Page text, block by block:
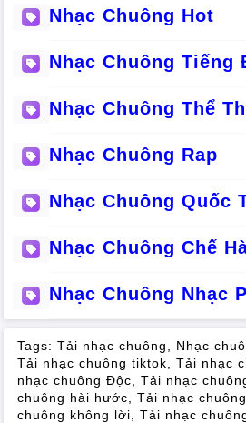
Nhạc Chuông Hot
Nhạc Chuông Tiếng
Nhạc Chuông Thể
Nhạc Chuông Rap
Nhạc Chuông Quốc
Nhạc Chuông Chế
Nhạc Chuông Nhạc
Tags: Tải nhạc chuông Nhạc
Tải nhạc chuông tiktok
Tải nhạc
nhạc chuông Độc
Tải nhạc
chuông hài hước
Tải nhạc
chuông không lời
Tải nhạc